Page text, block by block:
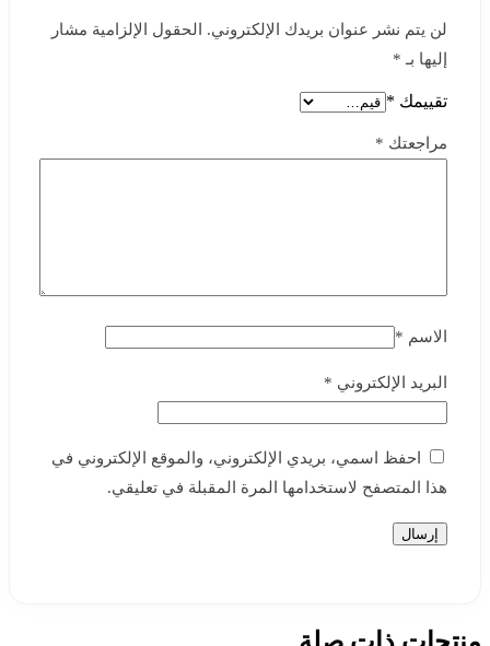
لن يتم نشر عنوان بريدك الإلكتروني.
الحقول الإلزامية مشار
إليها بـ *
تقييمك *
مراجعتك *
الاسم *
البريد الإلكتروني *
احفظ اسمي، بريدي الإلكتروني، والموقع الإلكتروني في
هذا المتصفح لاستخدامها المرة المقبلة في تعليقي.